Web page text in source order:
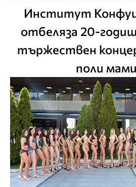
Институт
отбеляза 20-
тържествен
поли